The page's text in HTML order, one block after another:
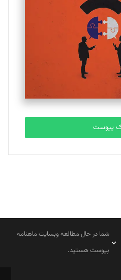
پیوست
شما در حال مطالعه وبسایت ماهنامه
پیوست هستید.